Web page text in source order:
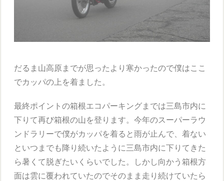
だるま山高原までが思ったより寒かったので僕はここ
でカッパの上を着ました。
最終ポイントの箱根エコパーキングまでは三島市内に
下りて再び箱根の山を登ります。今年のスーパーラウ
ンドラリーで僕がカッパを着ると雨が止んで、着ない
といつまでも降り続いたように三島市内に下りてきた
ら暑くて脱ぎたいくらいでした。しかし向かう箱根方
面は雲に覆われていたのでそのまま走り続けていたら